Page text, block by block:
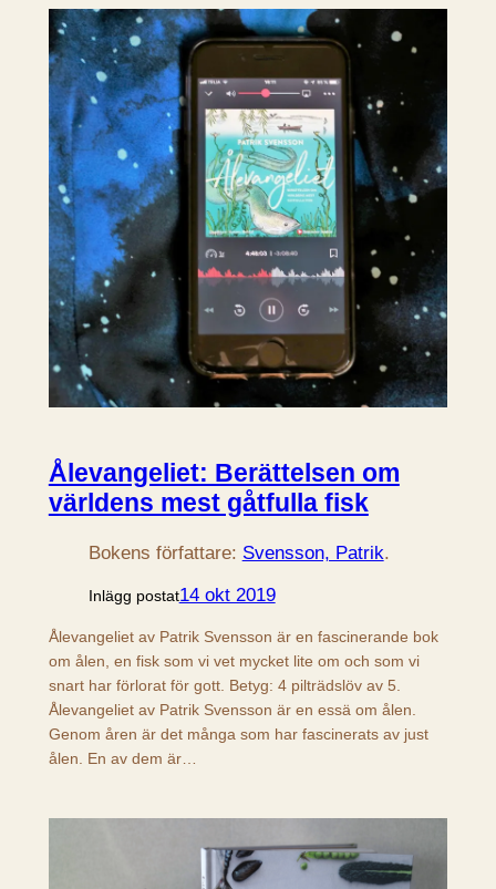
Ålevangeliet: Berättelsen om
världens mest gåtfulla fisk
Bokens författare: Svensson, Patrik.
Inlägg postat14 okt 2019
Ålevangeliet av Patrik Svensson är en fascinerande bok
om ålen, en fisk som vi vet mycket lite om och som vi
snart har förlorat för gott. Betyg: 4 pilträdslöv av 5.
Ålevangeliet av Patrik Svensson är en essä om ålen.
Genom åren är det många som har fascinerats av just
ålen. En av dem är…